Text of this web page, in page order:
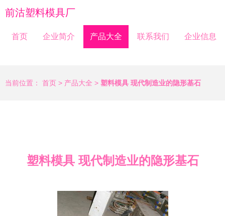
前沽塑料模具厂
首页 企业简介 产品大全 联系我们 企业信息
当前位置： 首页 > 产品大全 > 塑料模具 现代制造业的隐形基石
塑料模具 现代制造业的隐形基石